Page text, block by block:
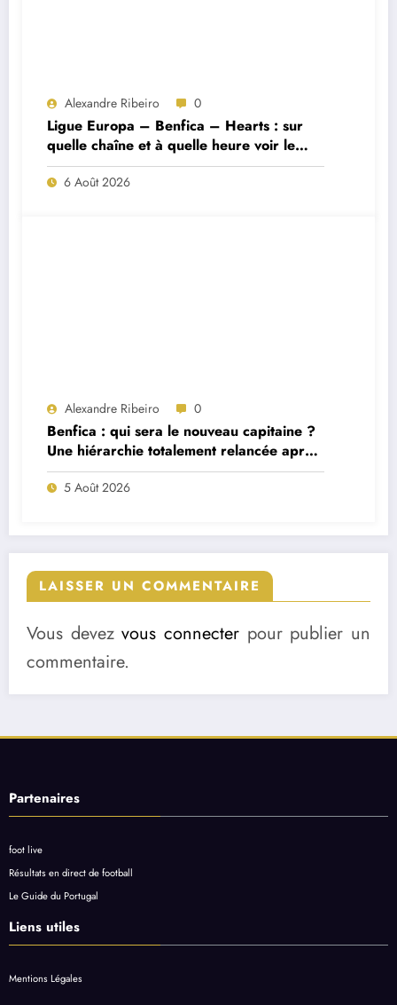
Alexandre Ribeiro 0
Ligue Europa – Benfica – Hearts : sur
quelle chaîne et à quelle heure voir le
match ?
6 Août 2026
Alexandre Ribeiro 0
Benfica : qui sera le nouveau capitaine ?
Une hiérarchie totalement relancée après
deux départs majeurs
5 Août 2026
LAISSER UN COMMENTAIRE
Vous devezvous connecter pour publier un
commentaire.
Partenaires
foot live
Résultats en direct de football
Le Guide du Portugal
Liens utiles
Mentions Légales